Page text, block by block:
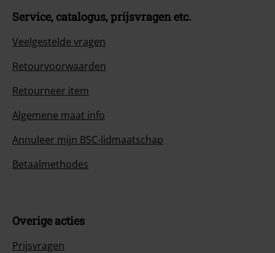
Service, catalogus, prijsvragen etc.
Veelgestelde vragen
Retourvoorwaarden
Retourneer item
Algemene maat info
Annuleer mijn BSC-lidmaatschap
Betaalmethodes
Overige acties
Prijsvragen